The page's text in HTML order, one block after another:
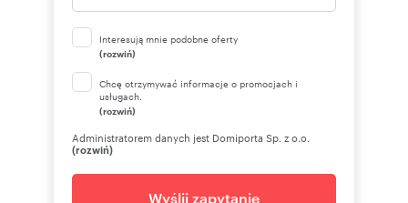
Interesują mnie podobne oferty
(rozwiń)
Chcę otrzymywać informacje o promocjach i
usługach.
(rozwiń)
Administratorem danych jest Domiporta Sp. z o.o.
(rozwiń)
Wyślij zapytanie